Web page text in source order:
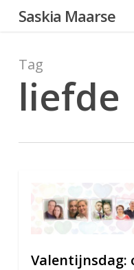
Skip
content
Saskia Maarse
Tag
liefde
Valentijnsdag: